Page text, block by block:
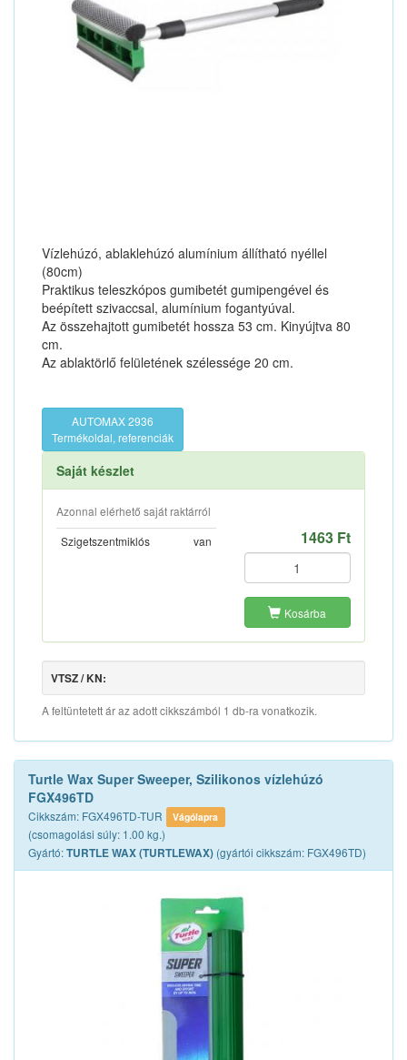
Vízlehúzó, ablaklehúzó alumínium állítható nyéllel
(80cm)
Praktikus teleszkópos gumibetét gumipengével és
beépített szivaccsal, alumínium fogantyúval.
Az összehajtott gumibetét hossza 53 cm. Kinyújtva 80
cm.
Az ablaktörlő felületének szélessége 20 cm.
AUTOMAX 2936
Termékoldal, referenciák
Saját készlet
Azonnal elérhető saját raktárról
Szigetszentmiklós
van 1463 Ft
Kosárba
VTSZ / KN:
A feltüntetett ár az adott cikkszámból 1 db-ra vonatkozik.
Turtle Wax Super Sweeper, Szilikonos vízlehúzó
FGX496TD
Cikkszám: FGX496TD-TUR Vágólapra
(csomagolási súly: 1.00 kg.)
Gyártó:TURTLE WAX (TURTLEWAX) (gyártói cikkszám: FGX496TD)